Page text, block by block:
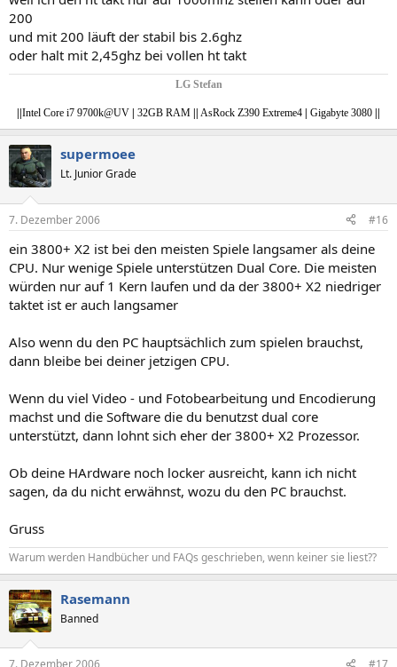
200
und mit 200 läuft der stabil bis 2.6ghz
oder halt mit 2,45ghz bei vollen ht takt
LG Stefan
Intel Core i7 9700k@UV 32GB RAM AsRock Z390 Extreme4 Gigabyte 3080
supermoee
Lt. Junior Grade
7. Dezember 2006 #16
ein 3800+ X2 ist bei den meisten Spiele langsamer als deine
CPU. Nur wenige Spiele unterstützen Dual Core. Die meisten
würden nur auf 1 Kern laufen und da der 3800+ X2 niedriger
taktet ist er auch langsamer
Also wenn du den PC hauptsächlich zum spielen brauchst,
dann bleibe bei deiner jetzigen CPU.
Wenn du viel Video - und Fotobearbeitung und Encodierung
machst und die Software die du benutzst dual core
unterstützt, dann lohnt sich eher der 3800+ X2 Prozessor.
Ob deine HArdware noch locker ausreicht, kann ich nicht
sagen, da du nicht erwähnst, wozu du den PC brauchst.
Gruss
Warum werden Handbücher und FAQs geschrieben, wenn keiner sie liest??
Rasemann
Banned
7. Dezember 2006 #17